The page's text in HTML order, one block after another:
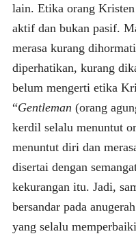
lain. Etika orang
aktif dan bukan pasif.
merasa kurang
diperhatikan, kurang
belum mengerti etika
“Gentleman (orang
kerdil selalu menuntut
menuntut diri dan
disertai dengan
kekurangan itu. Jadi,
bersandar pada
yang selalu